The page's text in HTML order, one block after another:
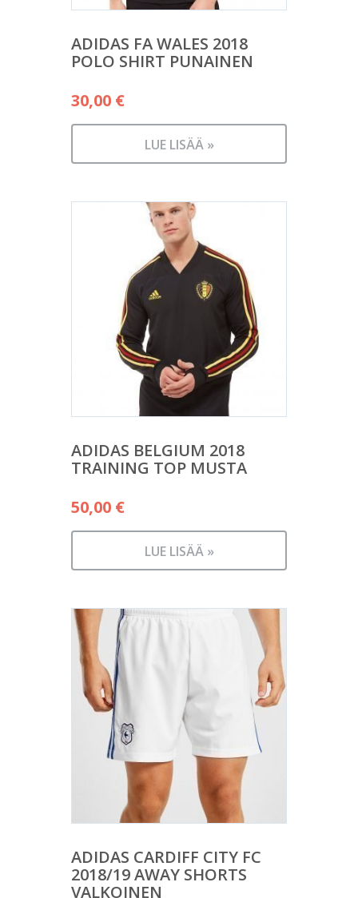
ADIDAS FA WALES 2018
POLO SHIRT PUNAINEN
30,00 €
LUE LISÄÄ »
ADIDAS BELGIUM 2018
TRAINING TOP MUSTA
50,00 €
LUE LISÄÄ »
ADIDAS CARDIFF CITY FC
2018/19 AWAY SHORTS
VALKOINEN